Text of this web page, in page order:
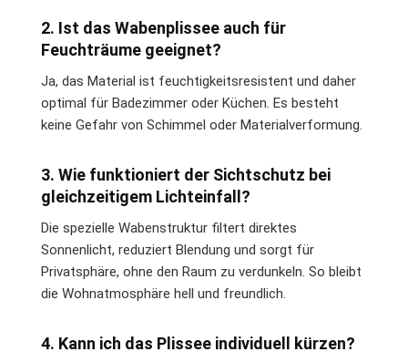
2. Ist das Wabenplissee auch für
Feuchträume geeignet?
Ja, das Material ist feuchtigkeitsresistent und daher
optimal für Badezimmer oder Küchen. Es besteht
keine Gefahr von Schimmel oder Materialverformung.
3. Wie funktioniert der Sichtschutz bei
gleichzeitigem Lichteinfall?
Die spezielle Wabenstruktur filtert direktes
Sonnenlicht, reduziert Blendung und sorgt für
Privatsphäre, ohne den Raum zu verdunkeln. So bleibt
die Wohnatmosphäre hell und freundlich.
4. Kann ich das Plissee individuell kürzen?